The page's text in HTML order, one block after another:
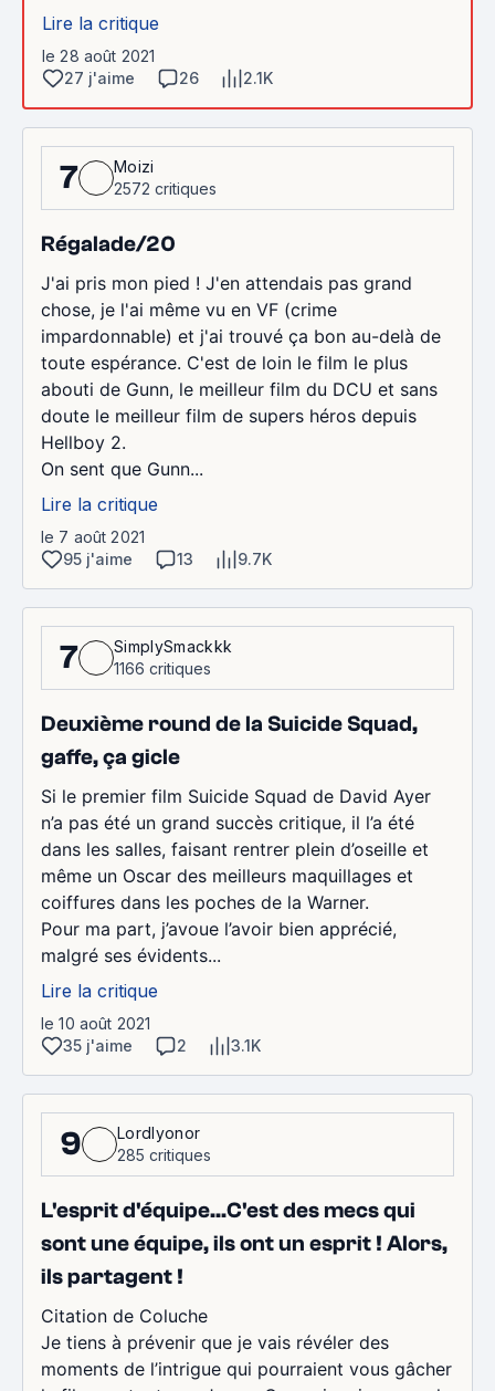
Lire la critique
le 28 août 2021
27 j'aime
26 2.1K
7
Moizi
2572 critiques
Régalade/20
J'ai pris mon pied ! J'en attendais pas grand
chose, je l'ai même vu en VF (crime
impardonnable) et j'ai trouvé ça bon au-delà de
toute espérance. C'est de loin le film le plus
abouti de Gunn, le meilleur film du DCU et sans
doute le meilleur film de supers héros depuis
Hellboy 2.
On sent que Gunn...
Lire la critique
le 7 août 2021
95 j'aime
13 9.7K
7
SimplySmackkk
1166 critiques
Deuxième round de la Suicide Squad,
gaffe, ça gicle
Si le premier film Suicide Squad de David Ayer
n’a pas été un grand succès critique, il l’a été
dans les salles, faisant rentrer plein d’oseille et
même un Oscar des meilleurs maquillages et
coiffures dans les poches de la Warner.
Pour ma part, j’avoue l’avoir bien apprécié,
malgré ses évidents...
Lire la critique
le 10 août 2021
35 j'aime
2 3.1K
9
Lordlyonor
285 critiques
L'esprit d'équipe...C'est des mecs qui
sont une équipe, ils ont un esprit ! Alors,
ils partagent !
Citation de Coluche
Je tiens à prévenir que je vais révéler des
moments de l’intrigue qui pourraient vous gâcher